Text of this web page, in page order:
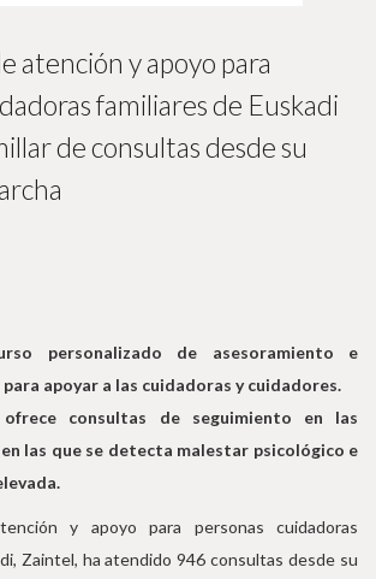
atención y apoyo para
familiares de Euskadi
de consultas desde su
personalizado de asesoramiento e
apoyar a las cuidadoras y cuidadores.
consultas de seguimiento en las
las que se detecta malestar psicológico e
y apoyo para personas cuidadoras
Zaintel, ha atendido 946 consultas desde su